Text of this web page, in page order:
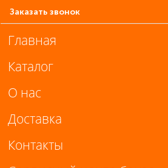
Заказать звонок
Главная
Каталог
О нас
Доставка
Контакты